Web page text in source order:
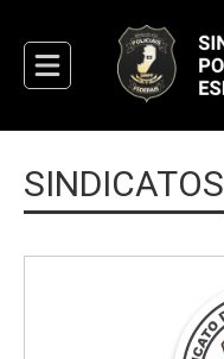
SINDICATOS